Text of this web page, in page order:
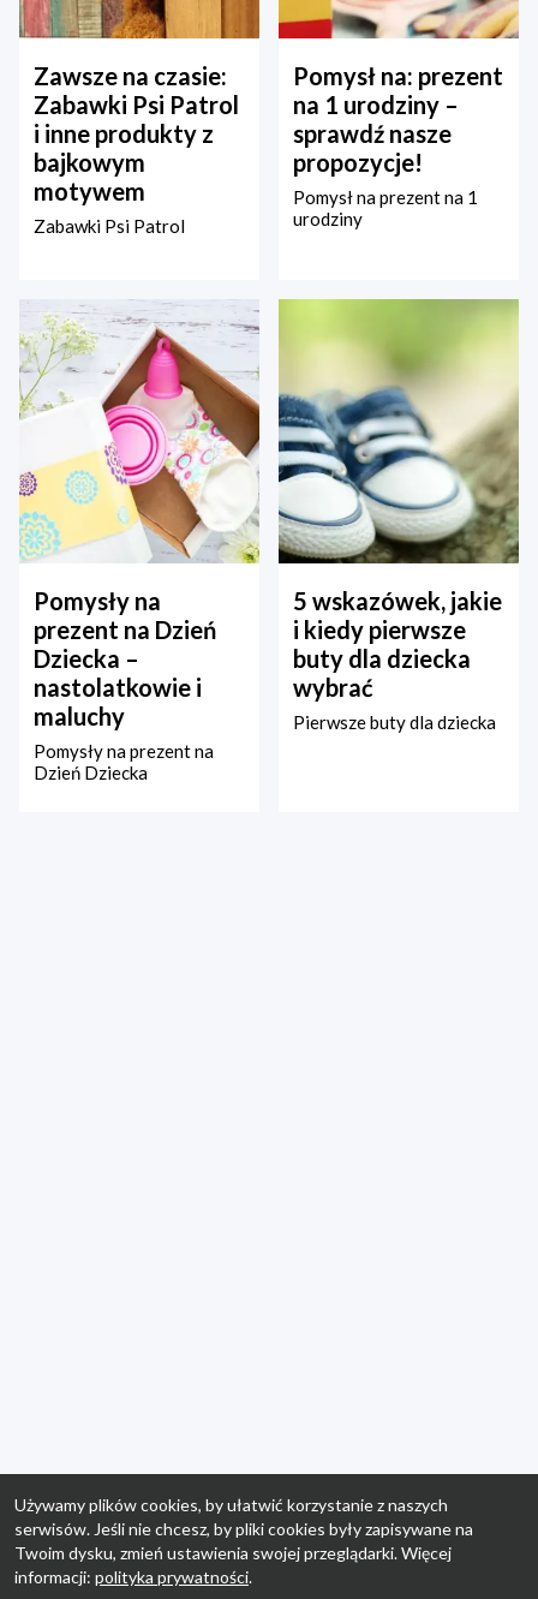
Zawsze na czasie:
Zabawki Psi Patrol
i inne produkty z
bajkowym
motywem
Zabawki Psi Patrol
Pomysł na: prezent
na 1 urodziny –
sprawdź nasze
propozycje!
Pomysł na prezent na 1
urodziny
Pomysły na
prezent na Dzień
Dziecka –
nastolatkowie i
maluchy
Pomysły na prezent na
Dzień Dziecka
5 wskazówek, jakie
i kiedy pierwsze
buty dla dziecka
wybrać
Pierwsze buty dla dziecka
Używamy plików cookies, by ułatwić korzystanie z naszych
serwisów. Jeśli nie chcesz, by pliki cookies były zapisywane na
Twoim dysku, zmień ustawienia swojej przeglądarki. Więcej
informacji: polityka prywatności.